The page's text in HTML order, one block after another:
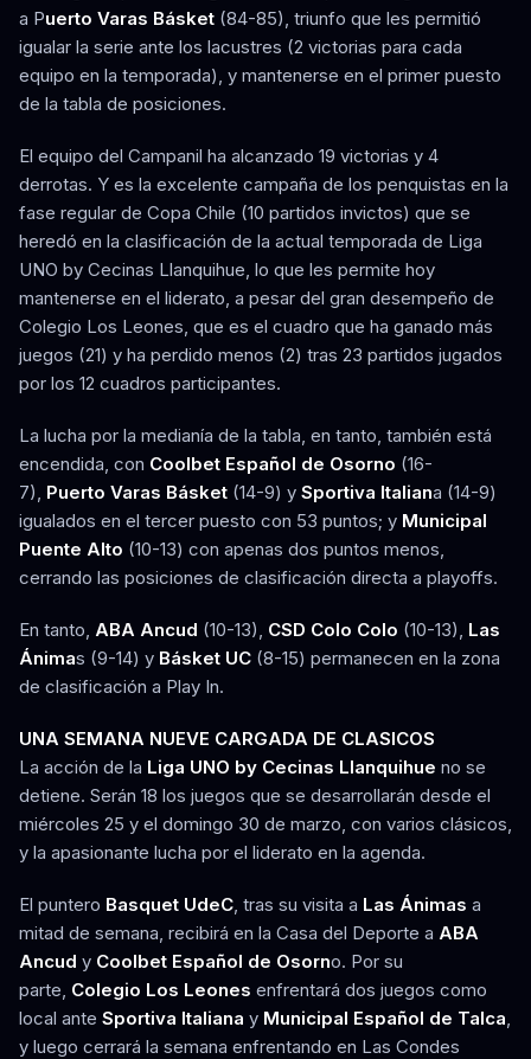
a Puerto Varas Básket (84-85), triunfo que les permitió
igualar la serie ante los lacustres (2 victorias para cada
equipo en la temporada), y mantenerse en el primer puesto
de la tabla de posiciones.
El equipo del Campanil ha alcanzado 19 victorias y 4
derrotas. Y es la excelente campaña de los penquistas en la
fase regular de Copa Chile (10 partidos invictos) que se
heredó en la clasificación de la actual temporada de Liga
UNO by Cecinas Llanquihue, lo que les permite hoy
mantenerse en el liderato, a pesar del gran desempeño de
Colegio Los Leones, que es el cuadro que ha ganado más
juegos (21) y ha perdido menos (2) tras 23 partidos jugados
por los 12 cuadros participantes.
La lucha por la medianía de la tabla, en tanto, también está
encendida, con Coolbet Español de Osorno (16-
7), Puerto Varas Básket (14-9) y Sportiva Italiana (14-9)
igualados en el tercer puesto con 53 puntos; y Municipal
Puente Alto (10-13) con apenas dos puntos menos,
cerrando las posiciones de clasificación directa a playoffs.
En tanto, ABA Ancud (10-13), CSD Colo Colo (10-13), Las
Ánimas (9-14) y Básket UC (8-15) permanecen en la zona
de clasificación a Play In.
UNA SEMANA NUEVE CARGADA DE CLASICOS
La acción de la Liga UNO by Cecinas Llanquihue no se
detiene. Serán 18 los juegos que se desarrollarán desde el
miércoles 25 y el domingo 30 de marzo, con varios clásicos,
y la apasionante lucha por el liderato en la agenda.
El puntero Basquet UdeC, tras su visita a Las Ánimas a
mitad de semana, recibirá en la Casa del Deporte a ABA
Ancud y Coolbet Español de Osorno. Por su
parte, Colegio Los Leones enfrentará dos juegos como
local ante Sportiva Italiana y Municipal Español de Talca,
y luego cerrará la semana enfrentando en Las Condes